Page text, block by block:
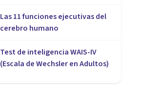
Las 11 funciones ejecutivas del
cerebro humano
Test de inteligencia WAIS-IV
(Escala de Wechsler en Adultos)